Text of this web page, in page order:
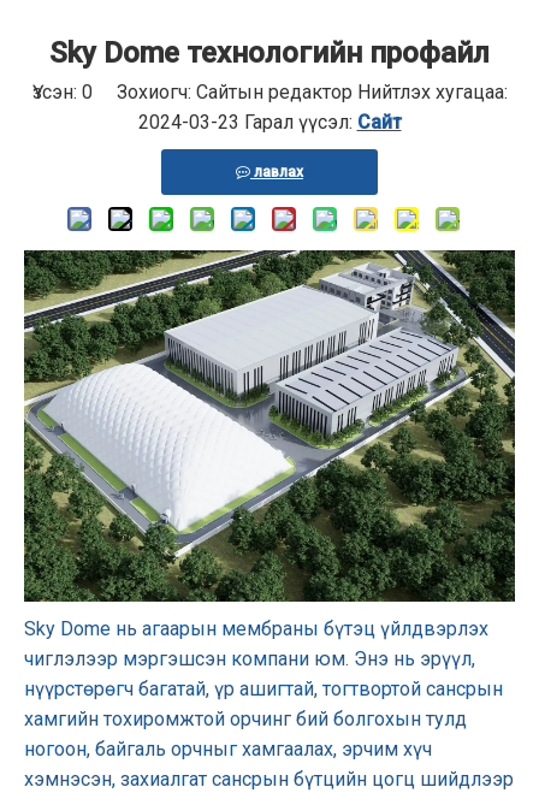
Sky Dome технологийн профайл
Үзсэн: 0Зохиогч: Сайтын редактор Нийтлэх хугацаа:
2024-03-23 ​​Гарал үүсэл: Сайт
лавлах
Sky Dome нь агаарын мембраны бүтэц үйлдвэрлэх
чиглэлээр мэргэшсэн компани юм. Энэ нь эрүүл,
нүүрстөрөгч багатай, үр ашигтай, тогтвортой сансрын
хамгийн тохиромжтой орчинг бий болгохын тулд
ногоон, байгаль орчныг хамгаалах, эрчим хүч
хэмнэсэн, захиалгат сансрын бүтцийн цогц шийдлээр